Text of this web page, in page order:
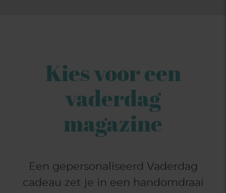
Kies voor een
vaderdag
magazine
Een gepersonaliseerd Vaderdag
cadeau zet je in een handomdraai